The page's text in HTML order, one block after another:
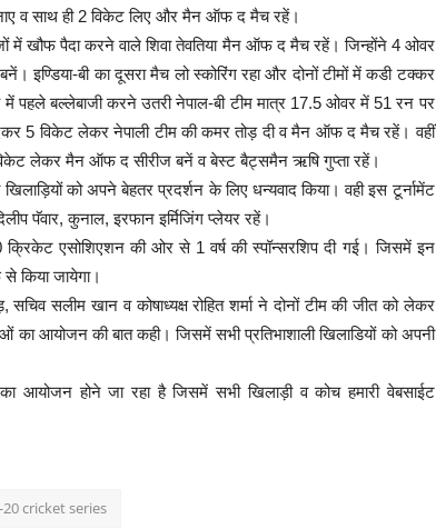
व साथ ही 2 विकेट लिए और मैन ऑफ द मैच रहें।
में खौफ पैदा करने वाले शिवा तेवतिया मैन ऑफ द मैच रहें। जिन्होंने 4 ओवर
बी का दूसरा मैच लो स्कोरिंग रहा और दोनों टीमों में कडी टक्कर
पहले बल्लेबाजी करने उतरी नेपाल-बी टीम मात्र 17.5 ओवर में 51 रन पर
5 विकेट लेकर नेपाली टीम की कमर तोड़ दी व मैन ऑफ द मैच रहें। वहीं
लेकर मैन ऑफ द सीरीज बनें व बेस्ट बैट्समैन ऋषि गुप्ता रहें।
को अपने बेहतर प्रदर्शन के लिए धन्यवाद किया। वही इस टूर्नामेंट
पॅवार, कुनाल, इरफान इर्मिजिंग प्लेयर रहें।
एसोशिएशन की ओर से 1 वर्ष की स्पॉन्सरशिप दी गई। जिसमें इन
किया जायेगा।
सलीम खान व कोषाध्यक्ष रोहित शर्मा ने दोनों टीम की जीत को लेकर
का आयोजन की बात कही। जिसमें सभी प्रतिभाशाली खिलाडियों को अपनी
आयोजन होने जा रहा है जिसमें सभी खिलाड़ी व कोच हमारी वेबसाईट
cricket series